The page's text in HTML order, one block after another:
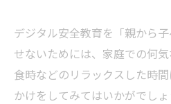
デジタル安全教育を「親から
せないためには、家庭での何
食時などのリラックスした時
かけをしてみてはいかがでしょ